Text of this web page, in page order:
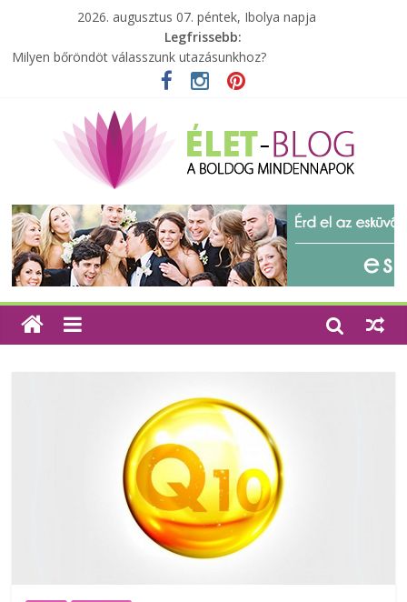
2026. augusztus 07. péntek, Ibolya napja
Legfrissebb:
Milyen bőröndöt válasszunk utazásunkhoz?
Elérhető zöld energia mindenki számára
Különleges tömörfa ládák Indiából
A zöld forradalom: A mosó- és parfümtermékek környezetbarát
szempontjainak erősítése